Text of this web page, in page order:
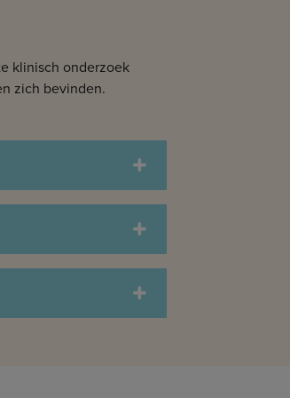
klinisch onderzoek
zich bevinden.